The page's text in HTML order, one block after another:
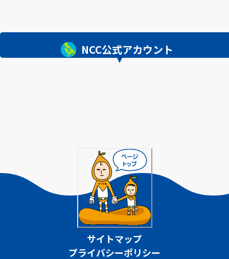
NCC公式アカウント
サイトマップ
プライバシーポリシー